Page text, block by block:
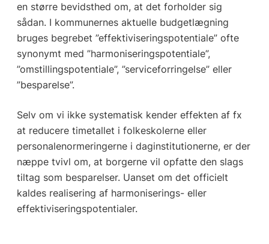
en større bevidsthed om, at det forholder sig
sådan. I kommunernes aktuelle budgetlægning
bruges begrebet ”effektiviseringspotentiale” ofte
synonymt med ”harmoniseringspotentiale”,
”omstillingspotentiale”, ”serviceforringelse” eller
”besparelse”.
Selv om vi ikke systematisk kender effekten af fx
at reducere timetallet i folkeskolerne eller
personalenormeringerne i daginstitutionerne, er der
næppe tvivl om, at borgerne vil opfatte den slags
tiltag som besparelser. Uanset om det officielt
kaldes realisering af harmoniserings- eller
effektiviseringspotentialer.